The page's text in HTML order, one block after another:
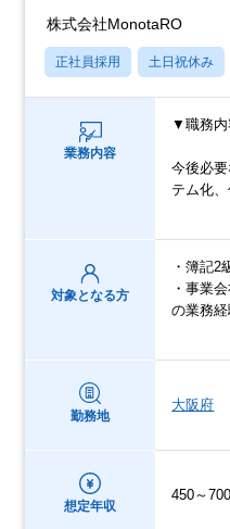
株式会社MonotaRO
正社員採用 土日祝休み
業務内容
▼職務内
今後必
テム化
対象となる方
・簿記2
・事業
の業務
勤務地
大阪府
想定年収
450～